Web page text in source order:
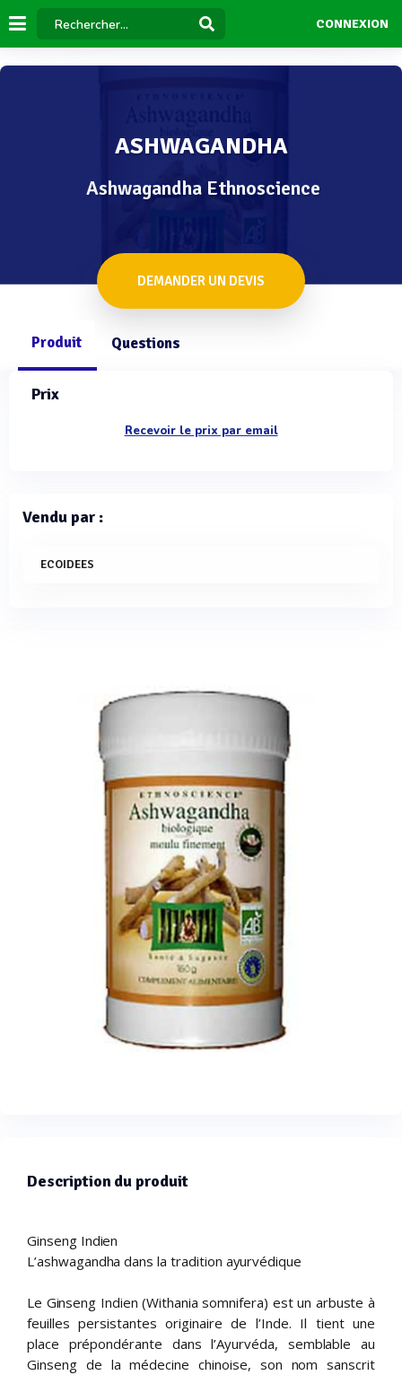
CONNEXION
ASHWAGANDHA
Ashwagandha Ethnoscience
DEMANDER UN DEVIS
Produit Questions
Description du produit
Ginseng Indien
L’ashwagandha dans la tradition ayurvédique
Le Ginseng Indien (Withania somnifera) est un arbuste à
feuilles persistantes originaire de l’Inde. Il tient une
place prépondérante dans l’Ayurvéda, semblable au
Ginseng de la médecine chinoise, son nom sanscrit
Prix
Recevoir le prix par email
Vendu par :
ECOIDEES